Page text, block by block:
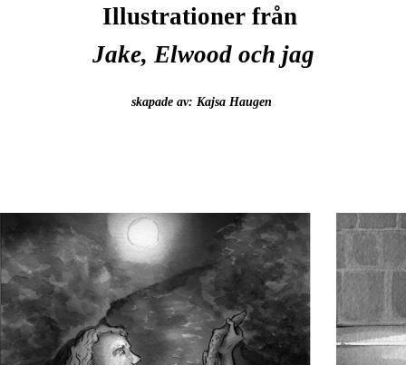
Illustrationer från
Jake, Elwood och jag
skapade av: Kajsa Haugen